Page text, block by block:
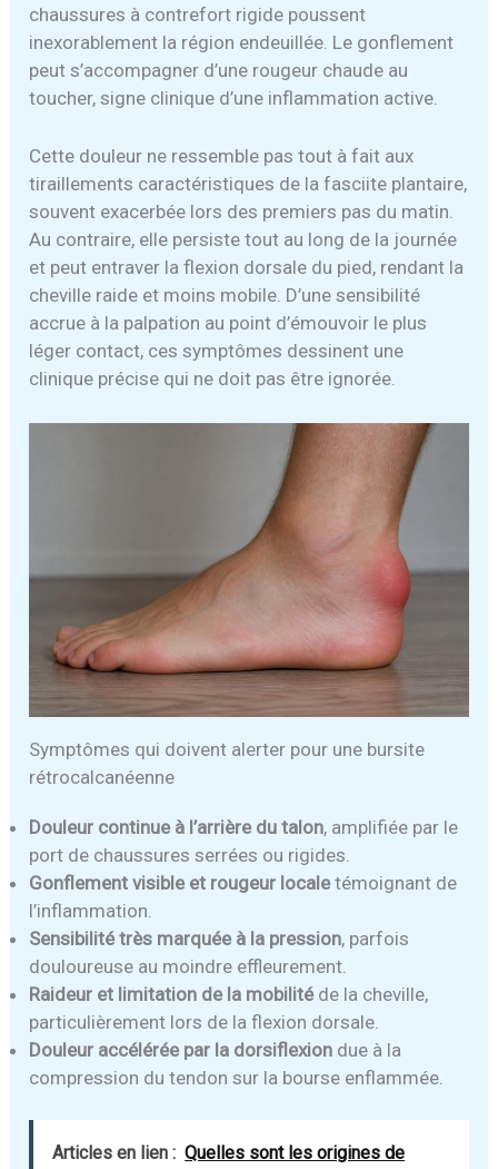
chaussures à contrefort rigide poussent
inexorablement la région endeuillée. Le gonflement
peut s’accompagner d’une rougeur chaude au
toucher, signe clinique d’une inflammation active.
Cette douleur ne ressemble pas tout à fait aux
tiraillements caractéristiques de la fasciite plantaire,
souvent exacerbée lors des premiers pas du matin.
Au contraire, elle persiste tout au long de la journée
et peut entraver la flexion dorsale du pied, rendant la
cheville raide et moins mobile. D’une sensibilité
accrue à la palpation au point d’émouvoir le plus
léger contact, ces symptômes dessinent une
clinique précise qui ne doit pas être ignorée.
Symptômes qui doivent alerter pour une bursite
rétrocalcanéenne
Douleur continue à l’arrière du talon, amplifiée par le
port de chaussures serrées ou rigides.
Gonflement visible et rougeur localetémoignant de
l’inflammation.
Sensibilité très marquée à la pression, parfois
douloureuse au moindre effleurement.
Raideur et limitation de la mobilitéde la cheville,
particulièrement lors de la flexion dorsale.
Douleur accélérée par la dorsiflexion due à la
compression du tendon sur la bourse enflammée.
Articles en lien : Quelles sont les origines de